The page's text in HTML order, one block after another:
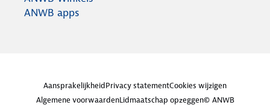
ANWB apps
AansprakelijkheidPrivacy statementCookies wijzigen
Algemene voorwaardenLidmaatschap opzeggen© ANWB